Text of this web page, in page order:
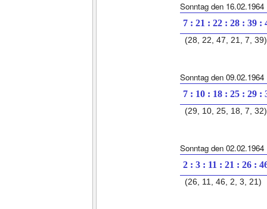
Sonntag den 16.02.1964
7 : 21 : 22 : 28 : 39 :
(28, 22, 47, 21, 7, 39)
Sonntag den 09.02.1964
7 : 10 : 18 : 25 : 29 :
(29, 10, 25, 18, 7, 32)
Sonntag den 02.02.1964
2 : 3 : 11 : 21 : 26 :
(26, 11, 46, 2, 3, 21)